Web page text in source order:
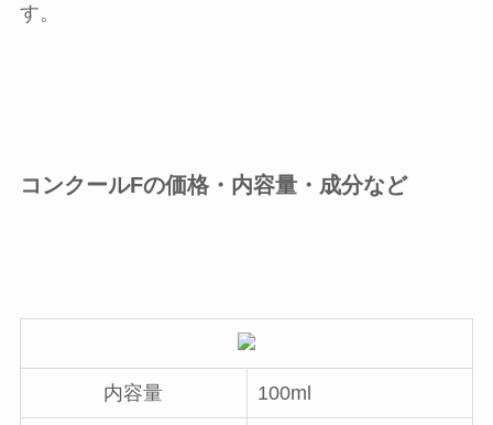
す。
コンクールFの価格・内容量・成分など
内容量 100ml